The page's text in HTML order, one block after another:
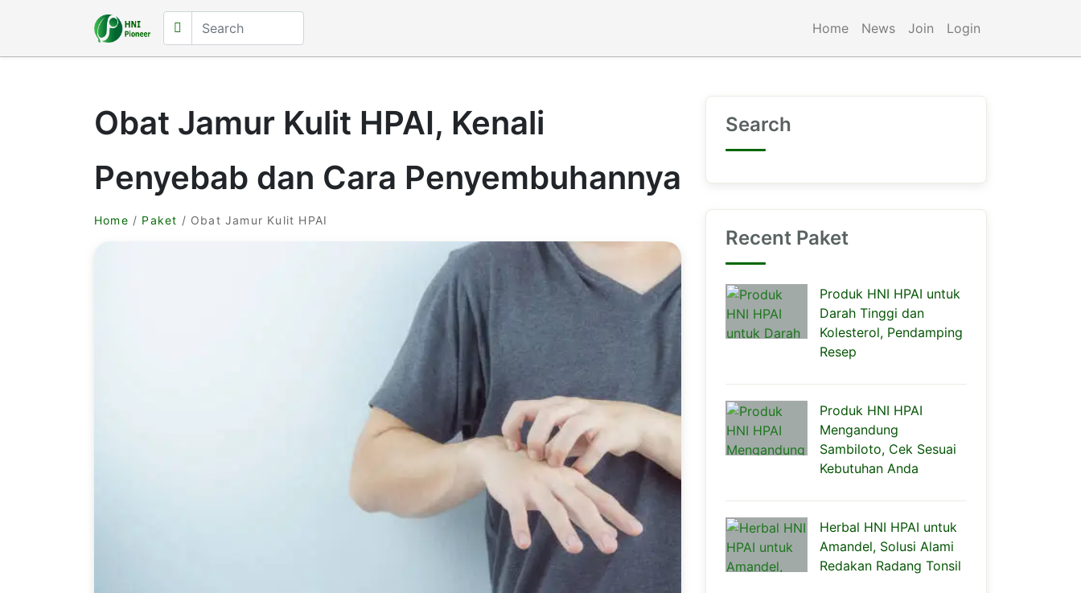
Home News Join Login
Obat Jamur Kulit HPAI, Kenali
Penyebab dan Cara Penyembuhannya
Home / Paket / Obat Jamur Kulit HPAI
Search
Recent Paket
Produk HNI HPAI untuk
Darah Tinggi dan
Kolesterol, Pendamping
Resep
Produk HNI HPAI
Mengandung
Sambiloto, Cek Sesuai
Kebutuhan Anda
Herbal HNI HPAI untuk
Amandel, Solusi Alami
Redakan Radang Tonsil